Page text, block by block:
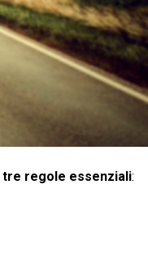
tre regole essenziali: